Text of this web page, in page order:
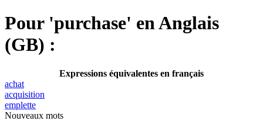
Pour 'purchase' en Anglais
(GB) :
Expressions équivalentes en français
achat
acquisition
emplette
Nouveaux mots